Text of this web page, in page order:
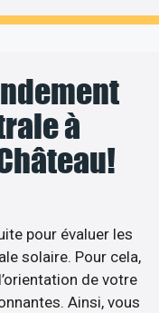
à
pour évaluer les
solaire. Pour cela,
de votre
Ainsi, vous